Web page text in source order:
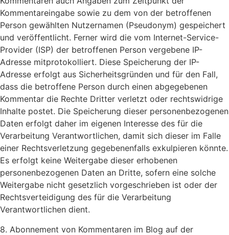
Kommentareingabe sowie zu dem von der betroffenen
Person gewählten Nutzernamen (Pseudonym) gespeichert
und veröffentlicht. Ferner wird die vom Internet-Service-
Provider (ISP) der betroffenen Person vergebene IP-
Adresse mitprotokolliert. Diese Speicherung der IP-
Adresse erfolgt aus Sicherheitsgründen und für den Fall,
dass die betroffene Person durch einen abgegebenen
Kommentar die Rechte Dritter verletzt oder rechtswidrige
Inhalte postet. Die Speicherung dieser personenbezogenen
Daten erfolgt daher im eigenen Interesse des für die
Verarbeitung Verantwortlichen, damit sich dieser im Falle
einer Rechtsverletzung gegebenenfalls exkulpieren könnte.
Es erfolgt keine Weitergabe dieser erhobenen
personenbezogenen Daten an Dritte, sofern eine solche
Weitergabe nicht gesetzlich vorgeschrieben ist oder der
Rechtsverteidigung des für die Verarbeitung
Verantwortlichen dient.
8. Abonnement von Kommentaren im Blog auf der